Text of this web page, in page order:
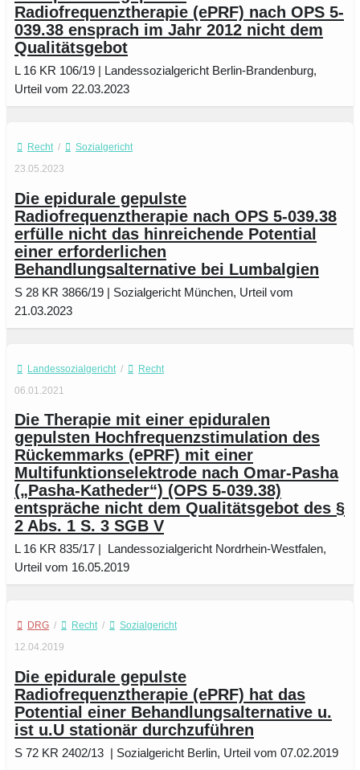
Radiofrequenztherapie (ePRF) nach OPS 5-
039.38 ensprach im Jahr 2012 nicht dem
Qualitätsgebot
L 16 KR 106/19 | Landessozialgericht Berlin-Brandenburg,
Urteil vom 22.03.2023
Recht /
Sozialgericht
23.05.2023
Die epidurale gepulste
Radiofrequenztherapie nach OPS 5-039.38
erfülle nicht das hinreichende Potential
einer erforderlichen
Behandlungsalternative bei Lumbalgien
S 28 KR 3866/19 | Sozialgericht München, Urteil vom
21.03.2023
Landessozialgericht /
Recht
06.01.2021
Die Therapie mit einer epiduralen
gepulsten Hochfrequenzstimulation des
Rückemmarks (ePRF) mit einer
Multifunktionselektrode nach Omar-Pasha
(„Pasha-Katheder“) (OPS 5-039.38)
entspräche nicht dem Qualitätsgebot des §
2 Abs. 1 S. 3 SGB V
L 16 KR 835/17 | Landessozialgericht Nordrhein-Westfalen,
Urteil vom 16.05.2019
DRG / Recht /
Sozialgericht
12.04.2019
Die epidurale gepulste
Radiofrequenztherapie (ePRF) hat das
Potential einer Behandlungsalternative u.
ist u.U stationär durchzuführen
S 72 KR 2402/13 | Sozialgericht Berlin, Urteil vom 07.02.2019